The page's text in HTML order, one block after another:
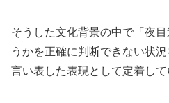
そうした文化背景の中で「夜
うかを正確に判断できない状
言い表した表現として定着して